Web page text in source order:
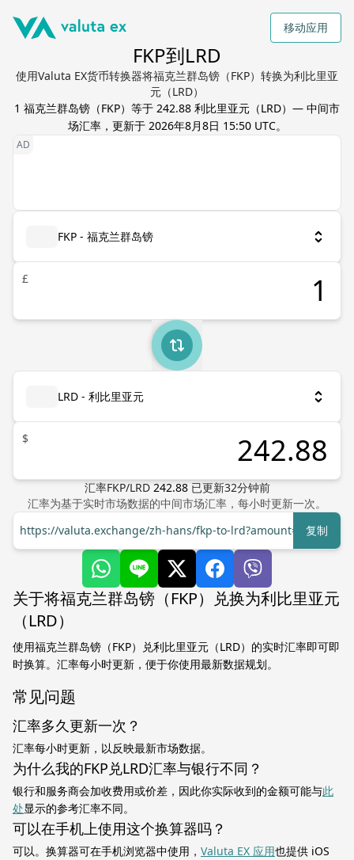
移动应用
FKP到LRD
使用Valuta EX货币转换器将福克兰群岛镑（FKP）转换为利比里亚
元（LRD）
1 福克兰群岛镑 （FKP）等于 242.88 利比里亚元 （LRD）— 中间市
场汇率，更新于 2026年8月8日 15:50 UTC。
FKP - 福克兰群岛镑
£
LRD - 利比里亚元
$
汇率FKP/LRD 242.88 已更新32分钟前
汇率为基于实时市场数据的中间市场汇率，每小时更新一次。
https://valuta.exchange/zh-hans/fkp-to-lrd?amount=1
复制
关于将福克兰群岛镑（FKP）兑换为利比里亚元
（LRD）
使用福克兰群岛镑（FKP）兑利比里亚元（LRD）的实时汇率即可即
时换算。汇率每小时更新，便于你使用最新数据规划。
常见问题
汇率多久更新一次？
汇率每小时更新，以反映最新市场数据。
为什么我的FKP兑LRD汇率与银行不同？
银行和服务商会加收费用或价差，因此你实际收到的金额可能与此
处显示的参考汇率不同。
可以在手机上使用这个换算器吗？
可以。换算器可在手机浏览器中使用， Valuta EX 应用也提供 iOS